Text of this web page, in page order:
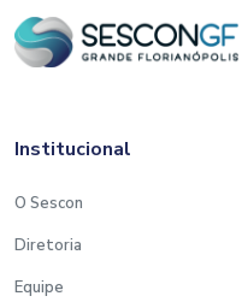
Institucional
O Sescon
Diretoria
Equipe